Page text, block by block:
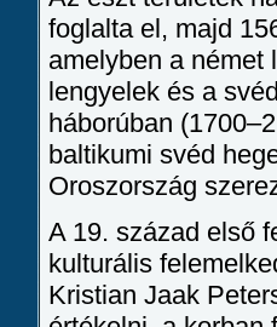
foglalta el, majd
amelyben a német
lengyelek és a
háborúban
baltikumi svéd
Oroszország
A 19. század első
kulturális
Kristian Jaak